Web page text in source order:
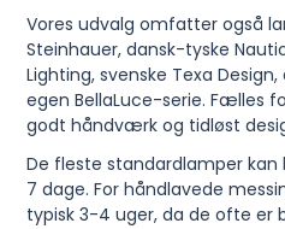
Vores udvalg omfatter også
Steinhauer, dansk-tyske
Lighting, svenske Texa
egen BellaLuce-serie. Fælles
godt håndværk og tidløst
De fleste standardlamper
7 dage. For håndlavede
typisk 3-4 uger, da de ofte er